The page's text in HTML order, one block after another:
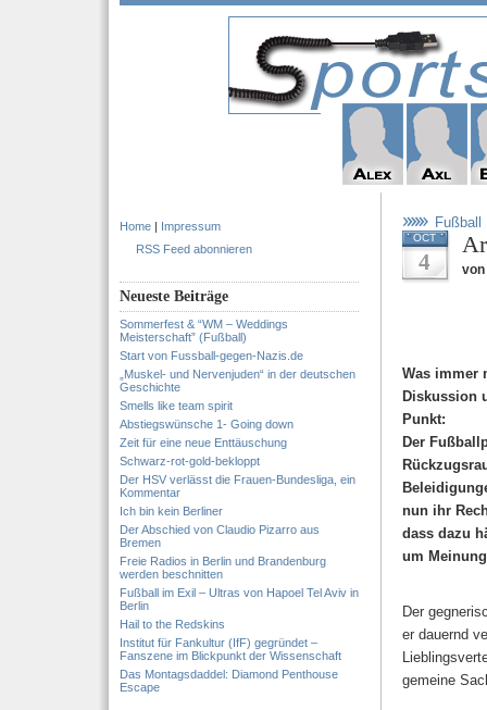
Home | Impressum
RSS Feed abonnieren
Neueste Beiträge
Sommerfest & “WM – Weddings
Meisterschaft” (Fußball)
Start von Fussball-gegen-Nazis.de
„Muskel- und Nervenjuden“ in der deutschen
Geschichte
Smells like team spirit
Abstiegswünsche 1- Going down
Zeit für eine neue Enttäuschung
Schwarz-rot-gold-bekloppt
Der HSV verlässt die Frauen-Bundesliga, ein
Kommentar
Ich bin kein Berliner
Der Abschied von Claudio Pizarro aus
Bremen
Freie Radios in Berlin und Brandenburg
werden beschnitten
Fußball im Exil – Ultras von Hapoel Tel Aviv in
Berlin
Hail to the Redskins
Institut für Fankultur (IfF) gegründet –
Fanszene im Blickpunkt der Wissenschaft
Das Montagsdaddel: Diamond Penthouse
Escape
Fußball
OCT
4 von
Was immer
Diskussion
Punkt:
Der
nun ihr
dass dazu
um
Der
er dauernd
gemeine